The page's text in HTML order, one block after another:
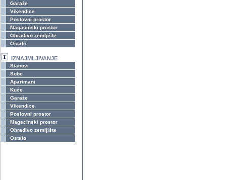
Garaže
Vikendice
Poslovni prostor
Magacinski prostor
Obradivo zemljište
Ostalo
IZNAJMLJIVANJE
Stanovi
Sobe
Apartmani
Kuće
Garaže
Vikendice
Poslovni prostor
Magacinski prostor
Obradivo zemljište
Ostalo